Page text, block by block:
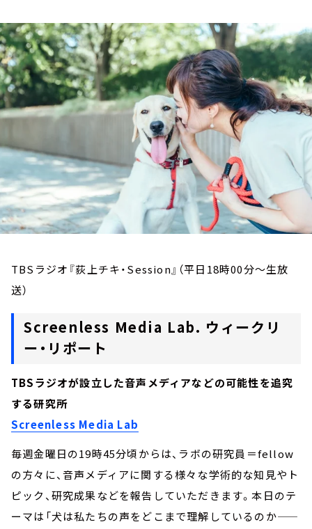
お知らせ
イベント・グッズ
YouTube
会社情報
TBSラジオ『荻上チキ・Session』（平日18時00分～生放
送）
Screenless Media Lab. ウィークリ
ー・リポート
TBSラジオが設立した音声メディアなどの可能性を追究
する研究所
Screenless Media Lab
毎週金曜日の19時45分頃からは、ラボの研究員＝fellow
の方々に、音声メディアに関する様々な学術的な知見やト
ピック、研究成果などを報告していただきます。本日のテ
ーマは「犬は私たちの声をどこまで理解しているのか——